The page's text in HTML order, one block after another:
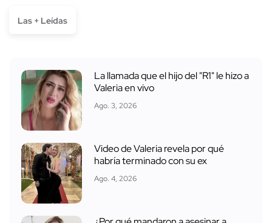
Las + Leídas
La llamada que el hijo del "R1" le hizo a
Valeria en vivo
Ago. 3, 2026
Video de Valeria revela por qué
habría terminado con su ex
Ago. 4, 2026